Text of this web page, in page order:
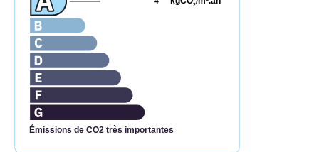
Émissions de CO2 très importantes
2